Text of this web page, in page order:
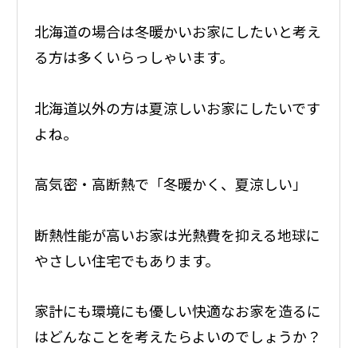
北海道の場合は冬暖かいお家にしたいと考え
る方は多くいらっしゃいます。
北海道以外の方は夏涼しいお家にしたいです
よね。
高気密・高断熱で「冬暖かく、夏涼しい」
断熱性能が高いお家は光熱費を抑える地球に
やさしい住宅でもあります。
家計にも環境にも優しい快適なお家を造るに
はどんなことを考えたらよいのでしょうか？